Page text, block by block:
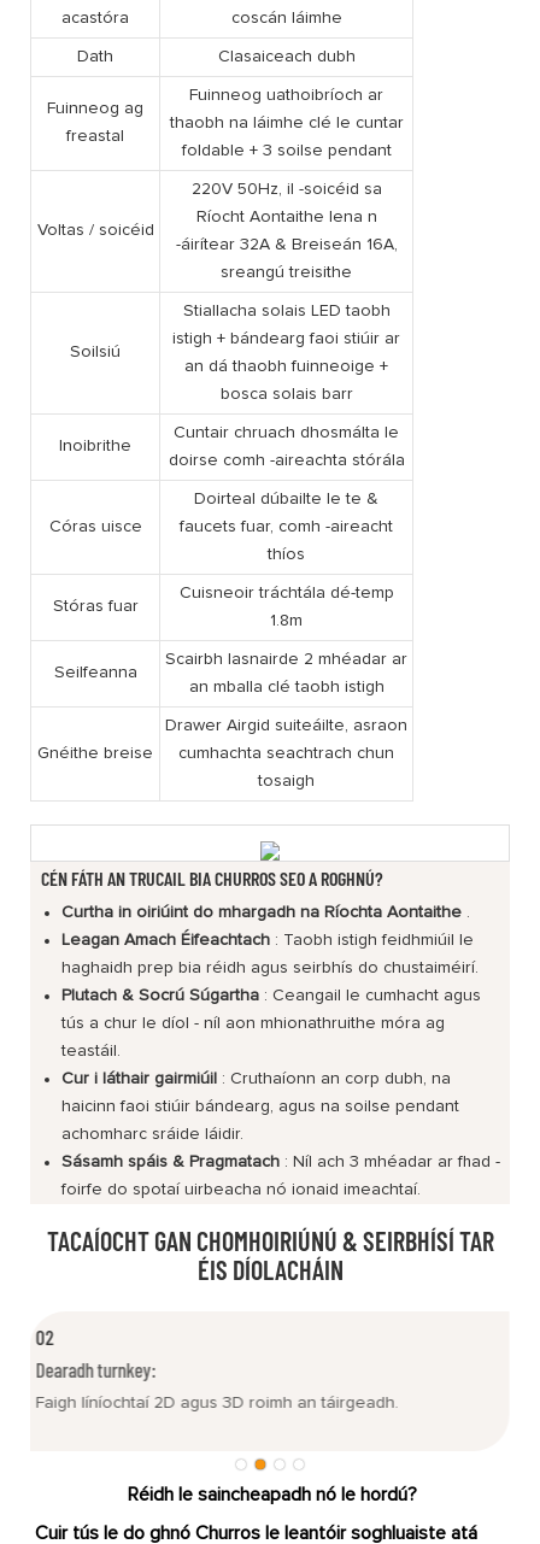
acastóra coscán láimhe
Dath Clasaiceach dubh
Fuinneog ag
freastal
Fuinneog uathoibríoch ar
thaobh na láimhe clé le cuntar
foldable + 3 soilse pendant
Voltas / soicéid
220V 50Hz, il -soicéid sa
Ríocht Aontaithe lena n
-áirítear 32A & Breiseán 16A,
sreangú treisithe
Soilsiú
Stiallacha solais LED taobh
istigh + bándearg faoi stiúir ar
an dá thaobh fuinneoige +
bosca solais barr
Inoibrithe
Cuntair chruach dhosmálta le
doirse comh -aireachta stórála
Córas uisce
Doirteal dúbailte le te &
faucets fuar, comh -aireacht
thíos
Stóras fuar
Cuisneoir tráchtála dé-temp
1.8m
Seilfeanna
Scairbh lasnairde 2 mhéadar ar
an mballa clé taobh istigh
Gnéithe breise
Drawer Airgid suiteáilte, asraon
cumhachta seachtrach chun
tosaigh
CÉN FÁTH AN TRUCAIL BIA CHURROS SEO A ROGHNÚ?
Curtha in oiriúint do mhargadh na Ríochta Aontaithe .
Leagan Amach Éifeachtach : Taobh istigh feidhmiúil le
haghaidh prep bia réidh agus seirbhís do chustaiméirí.
Plutach & Socrú Súgartha : Ceangail le cumhacht agus
tús a chur le díol - níl aon mhionathruithe móra ag
teastáil.
Cur i láthair gairmiúil : Cruthaíonn an corp dubh, na
haicinn faoi stiúir bándearg, agus na soilse pendant
achomharc sráide láidir.
Sásamh spáis & Pragmatach : Níl ach 3 mhéadar ar fhad -
foirfe do spotaí uirbeacha nó ionaid imeachtaí.
TACAÍOCHT GAN CHOMHOIRIÚNÚ & SEIRBHÍSÍ TAR
ÉIS DÍOLACHÁIN
02
Dearadh turnkey:
Faigh líníochtaí 2D agus 3D roimh an táirgeadh.
Réidh le saincheapadh nó le hordú?
Cuir tús le do ghnó Churros le leantóir soghluaiste atá